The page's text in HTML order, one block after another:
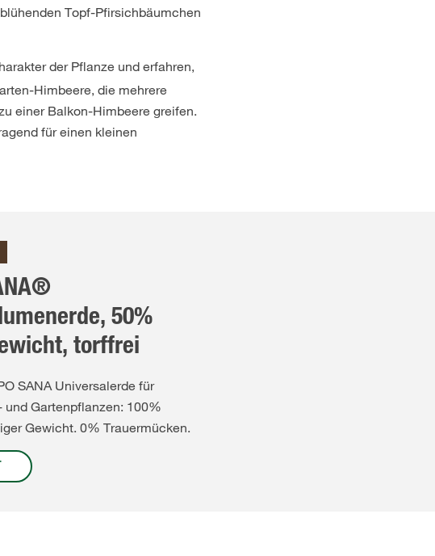
Topf-Pfirsichbäumchen
der Pflanze und erfahren,
Himbeere, die mehrere
einer Balkon-Himbeere greifen.
für einen kleinen
50%
torffrei
SANA Universalerde für
Gartenpflanzen: 100%
Gewicht. 0% Trauermücken.